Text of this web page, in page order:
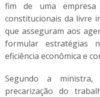
fim de uma
constitucionais da livre
que asseguram aos
formular estratégias
eficiência econômica e
Segundo a
precarização do